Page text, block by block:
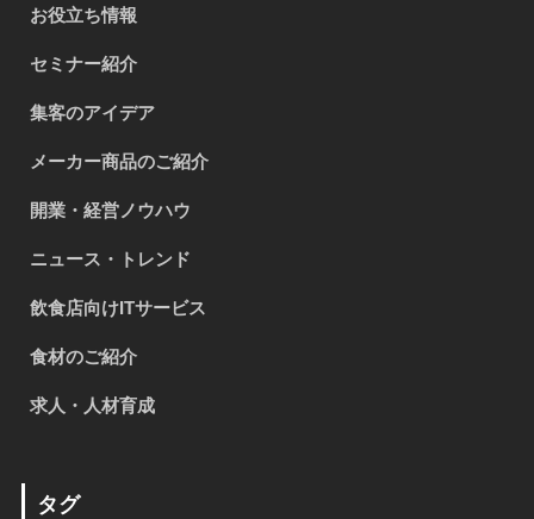
お役立ち情報
セミナー紹介
集客のアイデア
メーカー商品のご紹介
開業・経営ノウハウ
ニュース・トレンド
飲食店向けITサービス
食材のご紹介
求人・人材育成
タグ